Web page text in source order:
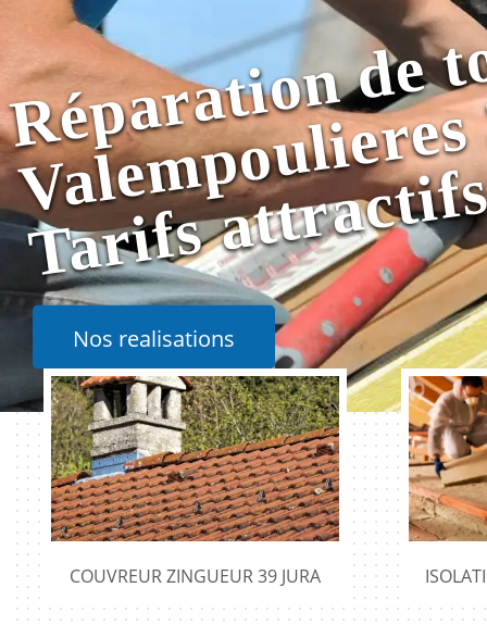
Nos realisations
COUVREUR ZINGUEUR 39 JURA